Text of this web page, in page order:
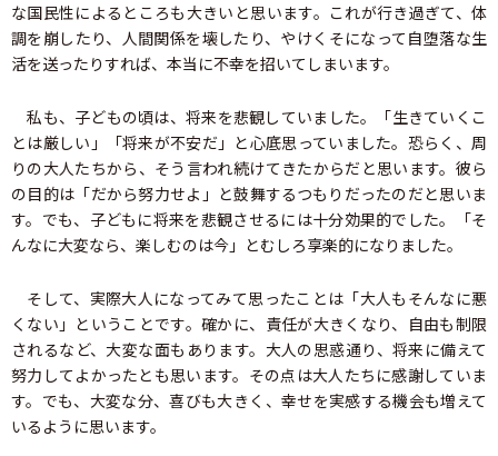
な国民性によるところも大きいと思います。これが行き過ぎて、体
調を崩したり、人間関係を壊したり、やけくそになって自堕落な生
活を送ったりすれば、本当に不幸を招いてしまいます。
私も、子どもの頃は、将来を悲観していました。「生きていくこ
とは厳しい」「将来が不安だ」と心底思っていました。恐らく、周
りの大人たちから、そう言われ続けてきたからだと思います。彼ら
の目的は「だから努力せよ」と鼓舞するつもりだったのだと思いま
す。でも、子どもに将来を悲観させるには十分効果的でした。「そ
んなに大変なら、楽しむのは今」とむしろ享楽的になりました。
そして、実際大人になってみて思ったことは「大人もそんなに悪
くない」ということです。確かに、責任が大きくなり、自由も制限
されるなど、大変な面もあります。大人の思惑通り、将来に備えて
努力してよかったとも思います。その点は大人たちに感謝していま
す。でも、大変な分、喜びも大きく、幸せを実感する機会も増えて
いるように思います。